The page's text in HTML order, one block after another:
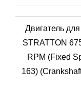
Двигатель
STRATTON
RPM (Fixed
163)